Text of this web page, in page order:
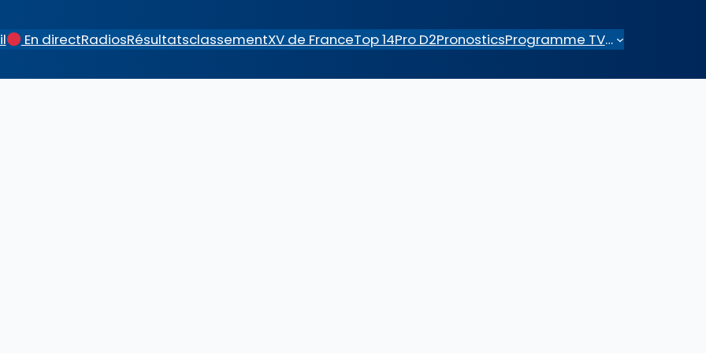
En directRadiosRésultatsclassementXV de FranceTop 14Pro D2PronosticsProgramme TV…